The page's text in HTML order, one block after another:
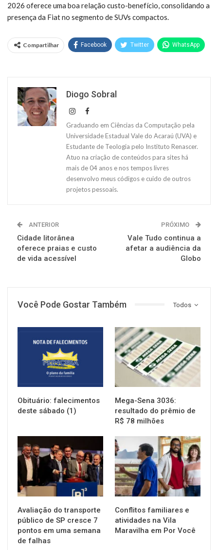
2026 oferece uma boa relação custo-benefício, consolidando a
presença da Fiat no segmento de SUVs compactos.
Compartilhar Facebook Twitter WhatsApp
Diogo Sobral
Graduando em Ciências da Computação pela
Universidade Estadual Vale do Acaraú (UVA) e
Estudante de Teologia pelo Instituto Renascer.
Atuo na criação de conteúdos para sites há
mais de 04 anos e nos tempos livres
desenvolvo meus códigos e cuido de outros
projetos pessoais.
ANTERIOR
Cidade litorânea
oferece praias e custo
de vida acessível
PRÓXIMO
Vale Tudo continua a
afetar a audiência da
Globo
Todos
Você Pode Gostar Também
Obituário: falecimentos
deste sábado (1)
NOTÍCIAS
Mega-Sena 3036:
resultado do prêmio de
R$ 78 milhões
NOTÍCIAS
Avaliação do transporte
público de SP cresce 7
pontos em uma semana
de falhas
NOTÍCIAS
Conflitos familiares e
atividades na Vila
Maravilha em Por Você